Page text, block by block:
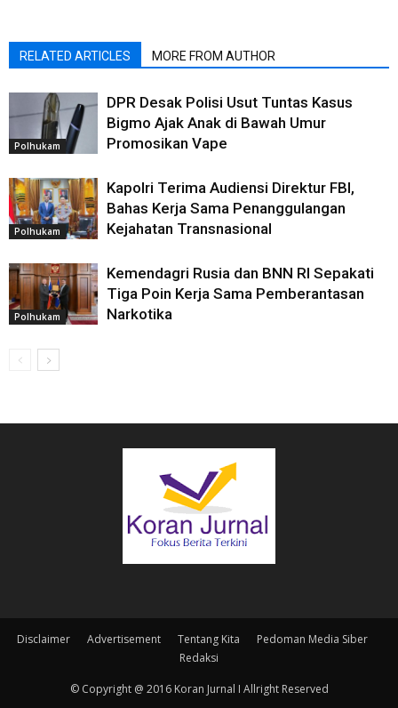
RELATED ARTICLES MORE FROM AUTHOR
Polhukam
DPR Desak Polisi Usut Tuntas Kasus
Bigmo Ajak Anak di Bawah Umur
Promosikan Vape
Polhukam
Kapolri Terima Audiensi Direktur FBI,
Bahas Kerja Sama Penanggulangan
Kejahatan Transnasional
Polhukam
Kemendagri Rusia dan BNN RI Sepakati
Tiga Poin Kerja Sama Pemberantasan
Narkotika
Disclaimer Advertisement Tentang Kita
Pedoman Media Siber
Redaksi
© Copyright @ 2016 Koran Jurnal I Allright Reserved